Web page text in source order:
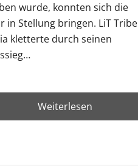
wurde, konnten sich die
in Stellung bringen. LiT Tribe
kletterte durch seinen
Weiterlesen